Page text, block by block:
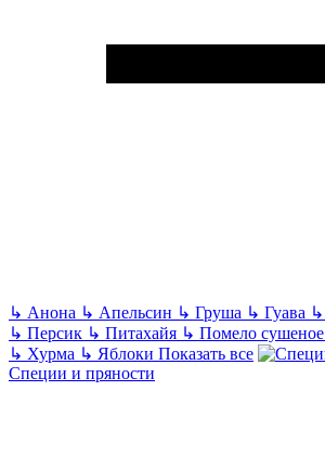
↳ Анона ↳ Апельсин ↳ Груша ↳ Гуава ↳
↳ Персик ↳ Питахайя ↳ Помело сушеное
↳ Хурма ↳ Яблоки Показать все
Специи и пряности